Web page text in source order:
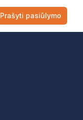
Prašyti pasiūlymo